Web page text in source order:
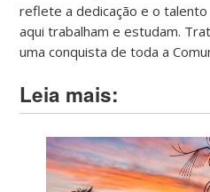
reflete a dedicação e o
aqui trabalham e estudam.
uma conquista de toda a
Leia mais: